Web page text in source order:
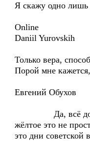
Я скажу одно
Online
Daniil Yurovskih
Только вера,
Порой мне
Евгений Обухов
Да, всё
жёлтое это не
это дни советской